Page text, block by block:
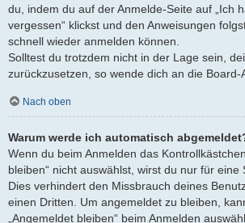
du, indem du auf der Anmelde-Seite auf „Ich
vergessen“ klickst und den Anweisungen
schnell wieder anmelden können.
Solltest du trotzdem nicht in der Lage sein,
zurückzusetzen, so wende dich an die Board-
Nach oben
Warum werde ich automatisch
Wenn du beim Anmelden das
bleiben“ nicht auswählst, wirst du nur für eine
Dies verhindert den Missbrauch deines
einen Dritten. Um angemeldet zu bleiben,
„Angemeldet bleiben“ beim Anmelden